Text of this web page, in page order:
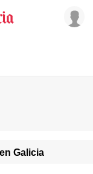
Galicia